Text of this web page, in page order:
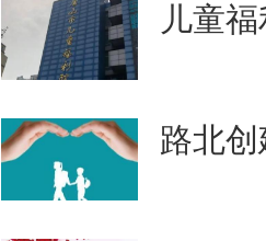
儿童
路北